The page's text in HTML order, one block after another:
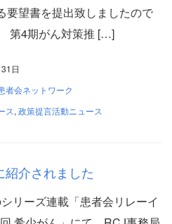
要望書を提出致しましたので
第4期がん対策推 […]
日
者会ネットワーク
ス, 政策提言活動ニュース
介されました
リーズ連載「患者会リレーイ